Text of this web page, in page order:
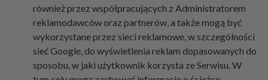
również przez współpracujących z Administratorem
reklamodawców oraz partnerów, a także mogą być
wykorzystane przez sieci reklamowe, w szczególności
sieć Google, do wyświetlenia reklam dopasowanych do
sposobu, w jaki użytkownik korzysta ze Serwisu. W